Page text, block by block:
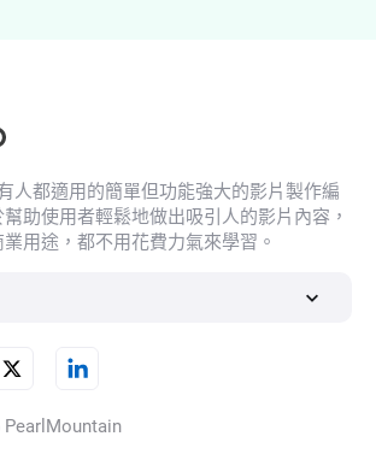
YouTube縮圖製作器
人都適用的簡單但功能強大的影片製作編
助使用者輕鬆地做出吸引人的影片內容，
用途，都不用花費力氣來學習。
PearlMountain